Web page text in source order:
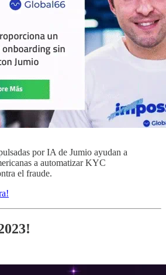
por IA de Jumio ayudan a
a automatizar KYC
el fraude.